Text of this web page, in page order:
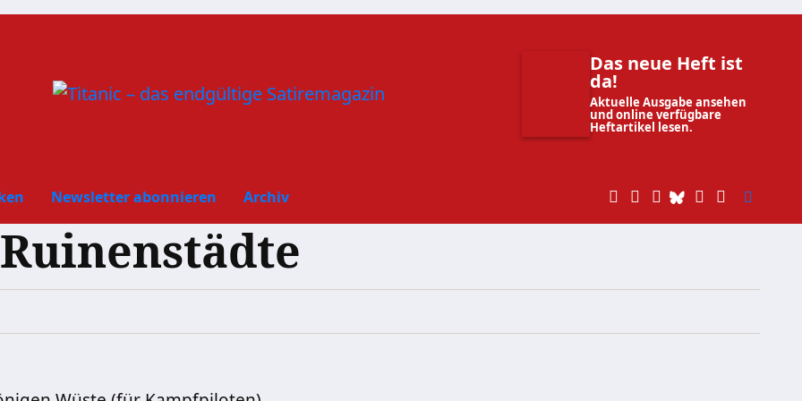
Das neue Heft ist
da!
Aktuelle Ausgabe ansehen
und online verfügbare
Heftartikel lesen.
Newsletter abonnieren Archiv